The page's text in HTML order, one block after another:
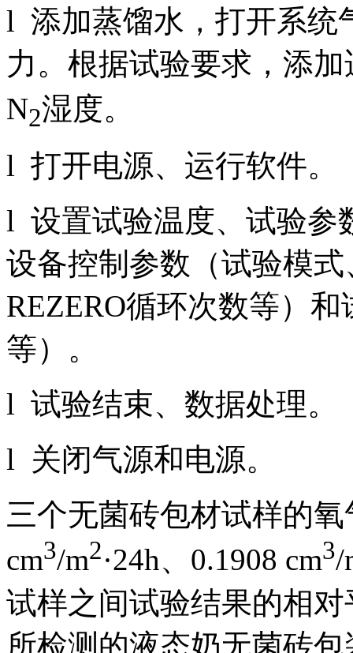
l 添加蒸馏水，打开系统
力。根据试验要求，添
N2湿度。
l 打开电源、运行软件。
l 设置试验温度、试验参
设备控制参数（试验模
REZERO循环次数等）
等）。
l 试验结束、数据处理。
l 关闭气源和电源。
三个无菌砖包材试样的
cm3/m2·24h、0.1908 cm3/
试样之间试验结果的相
所检测的液态奶无菌砖